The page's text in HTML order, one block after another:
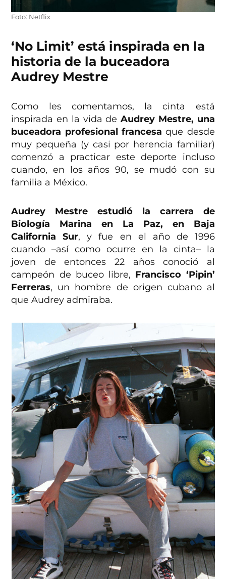
Foto: Netflix
‘No Limit’ está inspirada en la
historia de la buceadora
Audrey Mestre
Como les comentamos, la cinta está
inspirada en la vida deAudrey Mestre, una
buceadora profesional francesa que desde
muy pequeña (y casi por herencia familiar)
comenzó a practicar este deporte incluso
cuando, en los años 90, se mudó con su
familia a México.
Audrey Mestre estudió la carrera de
Biología Marina en La Paz, en Baja
California Sur, y fue en el año de 1996
cuando –así como ocurre en la cinta– la
joven de entonces 22 años conoció al
campeón de buceo libre, Francisco ‘Pipin’
Ferreras, un hombre de origen cubano al
que Audrey admiraba.